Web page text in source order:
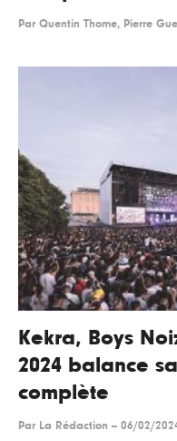
Par Quentin Thome, Pierre
Kekra, Boys
2024 balance
complète
Par La Rédaction -- 06/02/